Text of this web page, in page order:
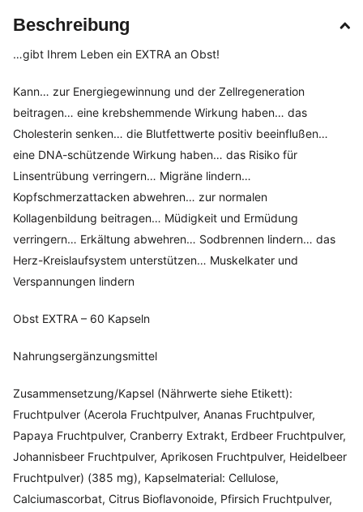
Beschreibung
…gibt Ihrem Leben ein EXTRA an Obst!
Kann… zur Energiegewinnung und der Zellregeneration
beitragen… eine krebshemmende Wirkung haben… das
Cholesterin senken… die Blutfettwerte positiv beeinflußen…
eine DNA-schützende Wirkung haben… das Risiko für
Linsentrübung verringern… Migräne lindern…
Kopfschmerzattacken abwehren… zur normalen
Kollagenbildung beitragen… Müdigkeit und Ermüdung
verringern… Erkältung abwehren… Sodbrennen lindern… das
Herz-Kreislaufsystem unterstützen… Muskelkater und
Verspannungen lindern
Obst EXTRA – 60 Kapseln
Nahrungsergänzungsmittel
Zusammensetzung/Kapsel (Nährwerte siehe Etikett):
Fruchtpulver (Acerola Fruchtpulver, Ananas Fruchtpulver,
Papaya Fruchtpulver, Cranberry Extrakt, Erdbeer Fruchtpulver,
Johannisbeer Fruchtpulver, Aprikosen Fruchtpulver, Heidelbeer
Fruchtpulver) (385 mg), Kapselmaterial: Cellulose,
Calciumascorbat, Citrus Bioflavonoide, Pfirsich Fruchtpulver,